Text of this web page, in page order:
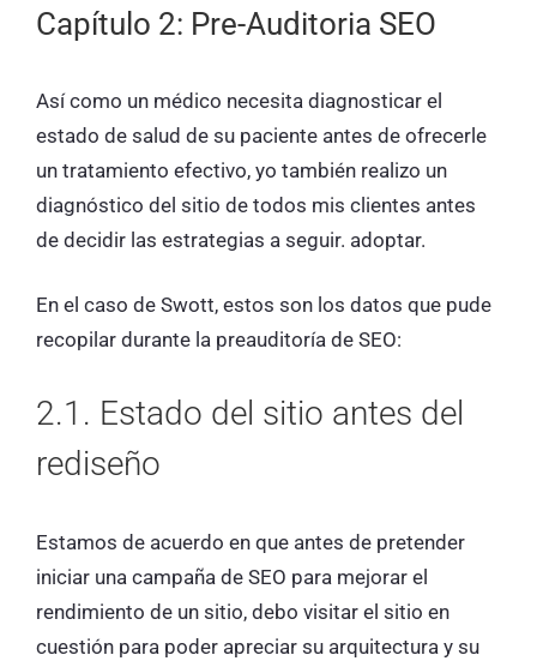
Capítulo 2: Pre-Auditoria SEO
Así como un médico necesita diagnosticar el
estado de salud de su paciente antes de ofrecerle
un tratamiento efectivo, yo también realizo un
diagnóstico del sitio de todos mis clientes antes
de decidir las estrategias a seguir. adoptar.
En el caso de Swott, estos son los datos que pude
recopilar durante la preauditoría de SEO:
2.1. Estado del sitio antes del
rediseño
Estamos de acuerdo en que antes de pretender
iniciar una campaña de SEO para mejorar el
rendimiento de un sitio, debo visitar el sitio en
cuestión para poder apreciar su arquitectura y su